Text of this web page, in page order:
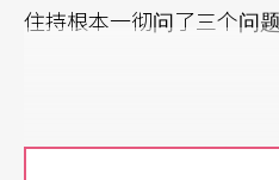
住持根本一彻问了三个问题
「如果只能留下三样东西